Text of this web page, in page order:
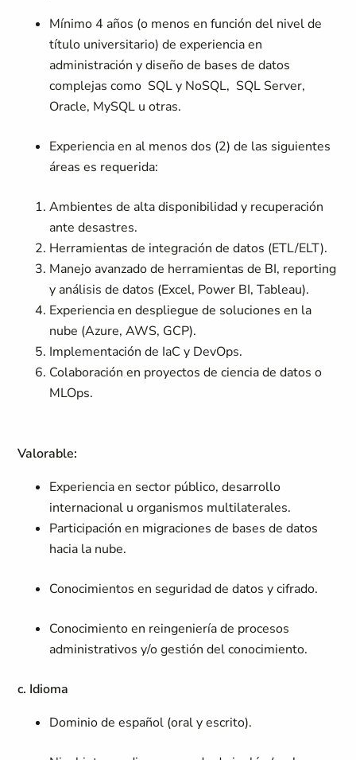
Mínimo 4 años (o menos en función del nivel de
título universitario) de experiencia en
administración y diseño de bases de datos
complejas como SQL y NoSQL, SQL Server,
Oracle, MySQL u otras.
Experiencia en al menos dos (2) de las siguientes
áreas es requerida:
Ambientes de alta disponibilidad y recuperación
ante desastres.
Herramientas de integración de datos (ETL/ELT).
Manejo avanzado de herramientas de BI, reporting
y análisis de datos (Excel, Power BI, Tableau).
Experiencia en despliegue de soluciones en la
nube (Azure, AWS, GCP).
Implementación de IaC y DevOps.
Colaboración en proyectos de ciencia de datos o
MLOps.
Valorable:
Experiencia en sector público, desarrollo
internacional u organismos multilaterales.
Participación en migraciones de bases de datos
hacia la nube.
Conocimientos en seguridad de datos y cifrado.
Conocimiento en reingeniería de procesos
administrativos y/o gestión del conocimiento.
c. Idioma
Dominio de español (oral y escrito).